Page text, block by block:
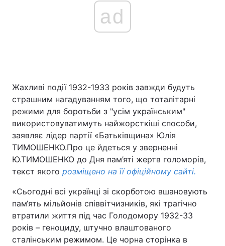
ad
Жахливі події 1932-1933 років завжди будуть
страшним нагадуванням того, що тоталітарні
режими для боротьби з "усім українським"
використовуватимуть найжорсткіші способи,
заявляє лідер партії «Батьківщина» Юлія
ТИМОШЕНКО.Про це йдеться у зверненні
Ю.ТИМОШЕНКО до Дня пам’яті жертв голоморів,
текст якого розміщено на її офіційному сайті.
«Сьогодні всі українці зі скорботою вшановують
пам‘ять мільйонів співвітчизників, які трагічно
втратили життя під час Голодомору 1932-33
років – геноциду, штучно влаштованого
сталінським режимом. Це чорна сторінка в